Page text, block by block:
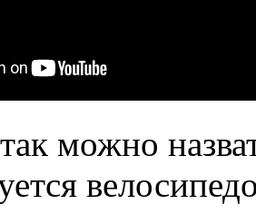
можно